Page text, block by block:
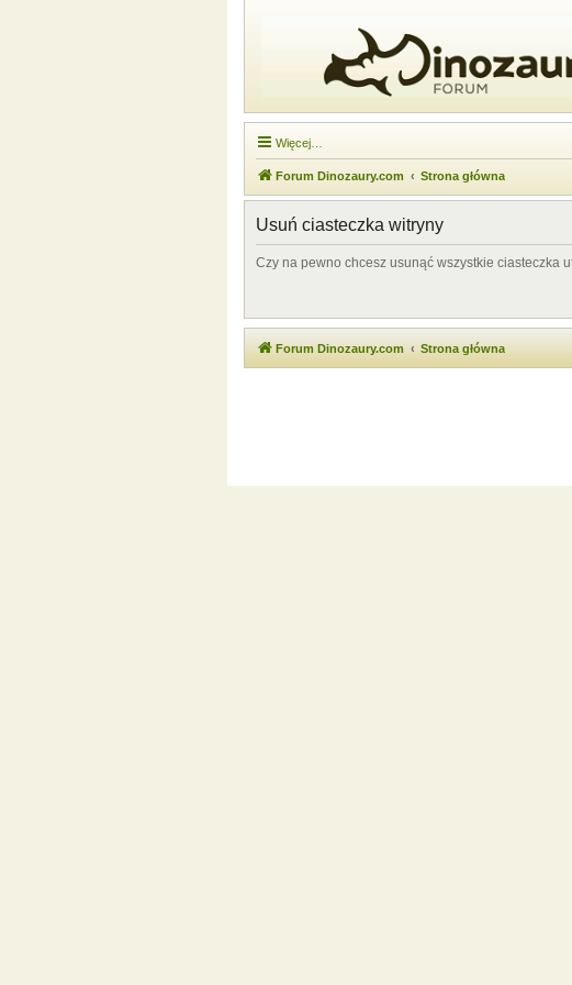
Więcej…
Forum Dinozaury.com Strona główna
Usuń ciasteczka witryny
Czy na pewno chcesz usunąć wszystkie ciasteczka
Forum Dinozaury.com Strona główna